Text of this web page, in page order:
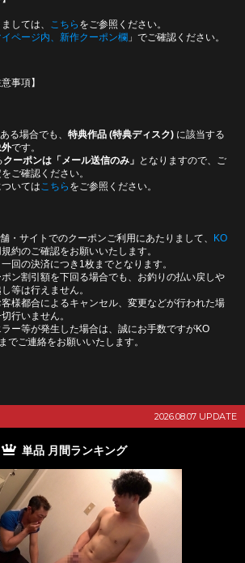
しては、 こちら をご参照ください。
イページ内、新作クーポン欄 」でご確認ください。
事項】
る場合でも、 特典作品 (特典ディスク) に該当する
外です。
クーポンは「メール送信のみ」 となりますので、ご
ご確認ください。
いては こちら をご参照ください。
・サイトでのクーポンご利用にあたりまして、 KO
約のご確認をお願いいたします。
回の決済につき1枚までとなります。
ン割引額を下回る場合でも、お釣りの払い戻しや
等は行えません。
様都合によるキャンセル、変更などが行われた場
行いません。
ー等が発生した場合は、誠にお手数ですがKO
でご連絡をお願いいたします。
2026.08.07 UPDATE
単品 月間ランキング